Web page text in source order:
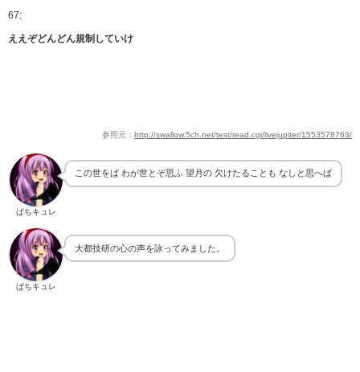
67:
ええぞどんどん規制していけ
参照元： http://swallow.5ch.net/test/read.cgi/livejupiter/1553578763/
ぱちキュレ
この世をば わが世とぞ思ふ 望月の 欠けたることも なしと思へば
ぱちキュレ
大都技研の心の声を詠ってみました。